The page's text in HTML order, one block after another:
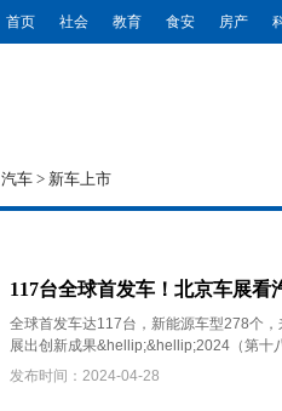
首页 社会 教育 食安 房产
汽车 > 新车上市
117台全球首发车！北京车展看
全球首发车达117台，新能源车型278个
展出创新成果&hellip;&hellip;2024（第十
发布时间：2024-04-28